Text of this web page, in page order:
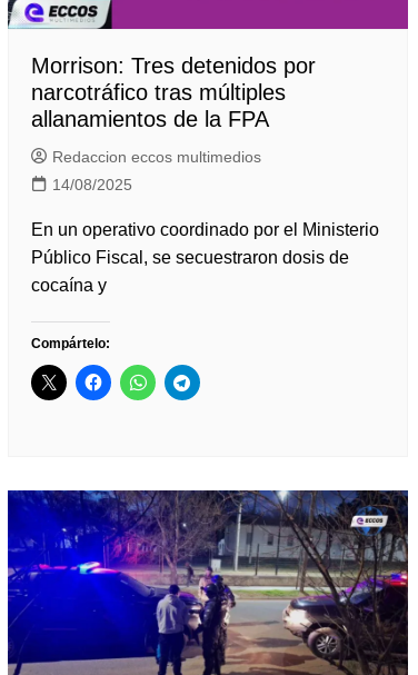
Morrison: Tres detenidos por
narcotráfico tras múltiples
allanamientos de la FPA
Redaccion eccos multimedios
14/08/2025
En un operativo coordinado por el Ministerio
Público Fiscal, se secuestraron dosis de
cocaína y
Compártelo: